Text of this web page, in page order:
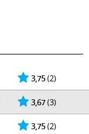
3,75(2)
3,67(3)
3,75(2)